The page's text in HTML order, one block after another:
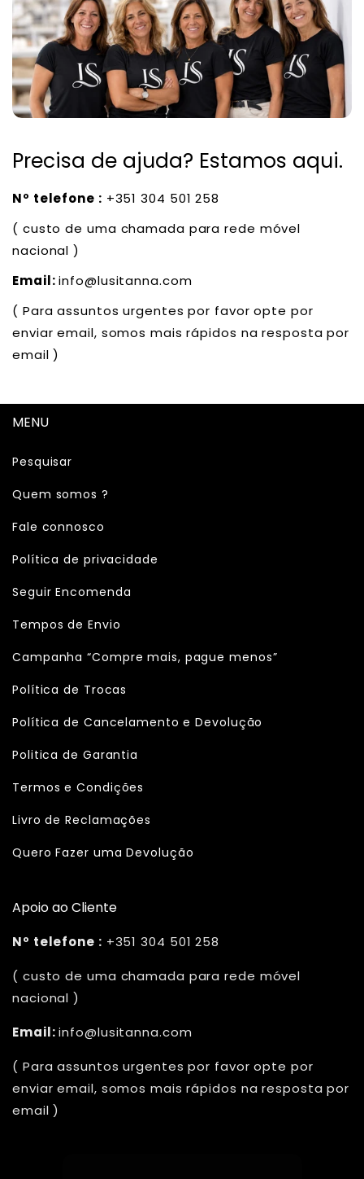
Precisa de ajuda? Estamos aqui.
Nº telefone : +351 304 501 258
( custo de uma chamada para rede móvel
nacional )
Email:info@lusitanna.com
( Para assuntos urgentes por favor opte por
enviar email, somos mais rápidos na resposta por
email )
MENU
Pesquisar
Quem somos ?
Fale connosco
Política de privacidade
Seguir Encomenda
Tempos de Envio
Campanha “Compre mais, pague menos”
Política de Trocas
Política de Cancelamento e Devolução
Politica de Garantia
Termos e Condições
Livro de Reclamações
Quero Fazer uma Devolução
Apoio ao Cliente
Nº telefone : +351 304 501 258
( custo de uma chamada para rede móvel
nacional )
Email:info@lusitanna.com
( Para assuntos urgentes por favor opte por
enviar email, somos mais rápidos na resposta por
email )